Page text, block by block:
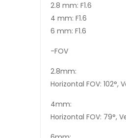
2.8 mm: F1.6
4 mm: F1.6
6 mm: F1.6
-FOV
2.8mm:
Horizontal FOV: 102°,
4mm:
Horizontal FOV: 79°,